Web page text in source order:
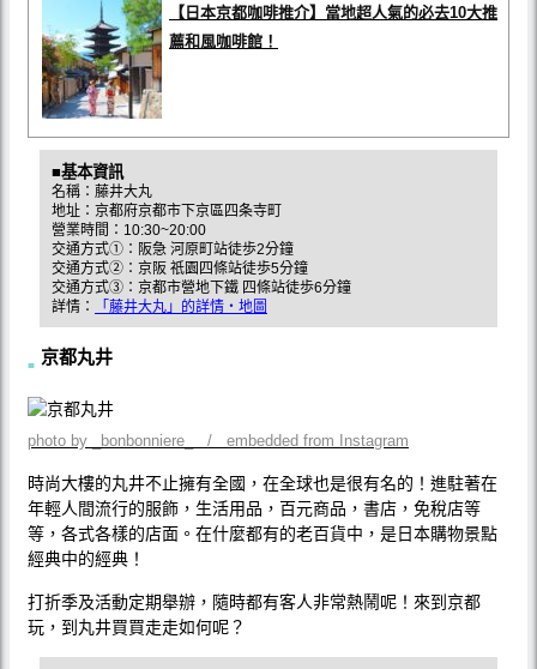
【日本京都咖啡推介】當地超人氣的必去10大推
薦和風咖啡館！
■基本資訊
名稱：藤井大丸
地址：京都府京都市下京區四条寺町
營業時間：10:30~20:00
交通方式①：阪急 河原町站徒歩2分鐘
交通方式②：京阪 祇園四條站徒歩5分鐘
交通方式③：京都市營地下鐵 四條站徒歩6分鐘
詳情：
「藤井大丸」的詳情・地圖
京都丸井
photo by _bonbonniere_ / embedded from Instagram
時尚大樓的丸井不止擁有全國，在全球也是很有名的！進駐著在
年輕人間流行的服飾，生活用品，百元商品，書店，免稅店等
等，各式各樣的店面。在什麼都有的老百貨中，是日本購物景點
經典中的經典！
打折季及活動定期舉辦，隨時都有客人非常熱鬧呢！來到京都
玩，到丸井買買走走如何呢？